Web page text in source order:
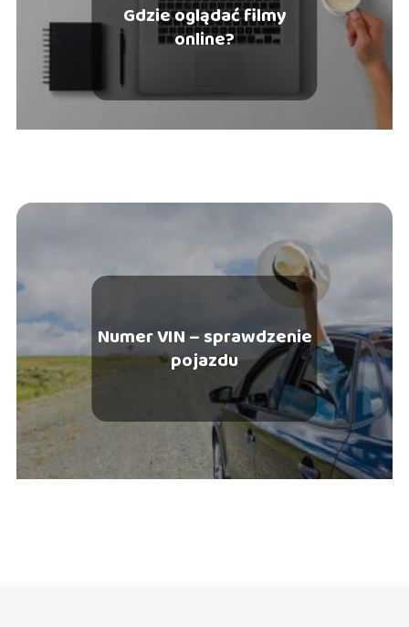
Gdzie oglądać filmy
online?
Numer VIN – sprawdzenie
pojazdu